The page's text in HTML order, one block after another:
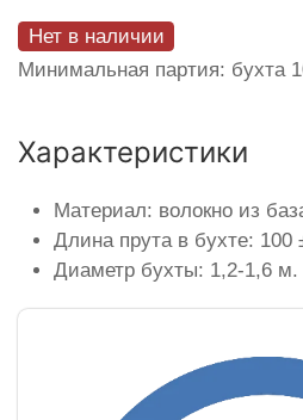
Нет в наличии
Минимальная партия: бухта
Характеристики
Материал: волокно из
Длина прута в бухте: 100
Диаметр бухты: 1,2-1,6 м.